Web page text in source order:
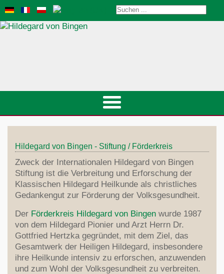
Veranstaltungen
Gesundheitsberater
Lebensstil-Therapie
Klangdom
Hildegard-Kongress 2024
St.Hildegard
Biografie
Pfingstbotschaft
Welt-Kirchenlehrerin
Musik/Medien
Zentrum
Links
Fragen
Heilkunde
Prävention
Naturkosmetik
Krankheiten
Aderlass
Med. Rezepte
Ernährung
Diät
Dinkel
Lebensmittel
Rezepte
Hildegard von Bingen - Stiftung / Förderkreis
Zweck der Internationalen Hildegard von Bingen
Stiftung ist die Verbreitung und Erforschung der
Klassischen Hildegard Heilkunde als christliches
Gedankengut zur Förderung der Volksgesundheit.
Der Förderkreis Hildegard von Bingen wurde 1987
von dem Hildegard Pionier und Arzt Herrn Dr.
Gottfried Hertzka gegründet, mit dem Ziel, das
Gesamtwerk der Heiligen Hildegard, insbesondere
ihre Heilkunde intensiv zu erforschen, anzuwenden
und zum Wohl der Volksgesundheit zu verbreiten.